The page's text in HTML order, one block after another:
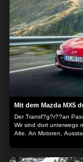
Gerätescans
Sie können auf
o. a.
zuzustimmen.
Informationen
Sie der
beachten Sie,
kann, obwohl Sie
zu
Website. Sie
zurückkehren und
Mit dem Mazda MX5
Der Transf?g?r??an
Wir sind dort unterwegs
Alte. An Motoren,